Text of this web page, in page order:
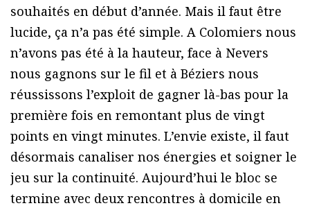
souhaités en début d’année. Mais il faut être
lucide, ça n’a pas été simple. A Colomiers nous
n’avons pas été à la hauteur, face à Nevers
nous gagnons sur le fil et à Béziers nous
réussissons l’exploit de gagner là-bas pour la
première fois en remontant plus de vingt
points en vingt minutes. L’envie existe, il faut
désormais canaliser nos énergies et soigner le
jeu sur la continuité. Aujourd’hui le bloc se
termine avec deux rencontres à domicile en